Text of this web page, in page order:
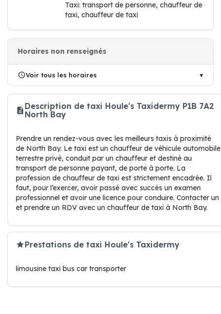
Taxi: transport de personne, chauffeur de
taxi, chauffeur de taxi
Horaires non renseignés
Voir tous les horaires
Description de taxi Houle's Taxidermy P1B 7A2
North Bay
Prendre un rendez-vous avec les meilleurs taxis à proximité
de North Bay. Le taxi est un chauffeur de véhicule automobile
terrestre privé, conduit par un chauffeur et destiné au
transport de personne payant, de porte à porte. La
profession de chauffeur de taxi est strictement encadrée. Il
faut, pour l’exercer, avoir passé avec succès un examen
professionnel et avoir une licence pour conduire. Contacter un
et prendre un RDV avec un chauffeur de taxi à North Bay.
Prestations de taxi Houle's Taxidermy
limousine taxi bus car transporter